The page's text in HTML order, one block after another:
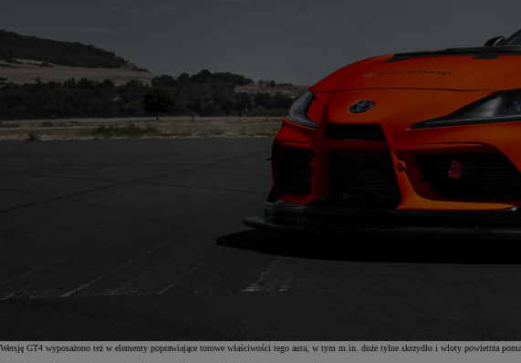
Wersję GT4 wyposażono też w elementy poprawiające torowe właściwości tego auta, w tym m.in. duże tylne skrzydło i wloty powietrza